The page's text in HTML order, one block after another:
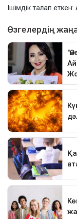
Ішімдік талап